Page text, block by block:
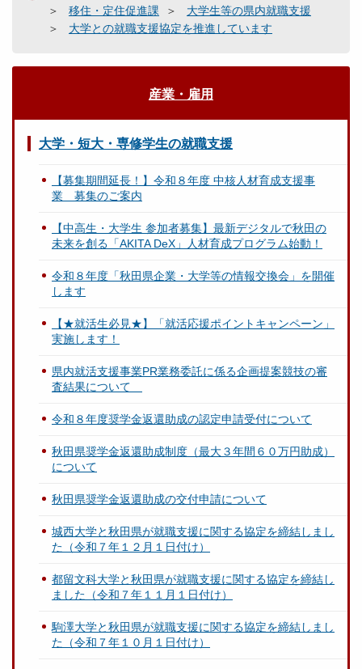
移住・定住促進課
大学生等の県内就職支援
大学との就職支援協定を推進しています
産業・雇用
大学・短大・専修学生の就職支援
【募集期間延長！】令和８年度 中核人材育成支援事
業 募集のご案内
【中高生・大学生 参加者募集】最新デジタルで秋田の
未来を創る「AKITA DeX」人材育成プログラム始動！
令和８年度「秋田県企業・大学等の情報交換会」を開催
します
【★就活生必見★】「就活応援ポイントキャンペーン」
実施します！
県内就活支援事業PR業務委託に係る企画提案競技の審
査結果について
令和８年度奨学金返還助成の認定申請受付について
秋田県奨学金返還助成制度（最大３年間６０万円助成）
について
秋田県奨学金返還助成の交付申請について
城西大学と秋田県が就職支援に関する協定を締結しまし
た（令和７年１２月１日付け）
都留文科大学と秋田県が就職支援に関する協定を締結し
ました（令和７年１１月１日付け）
駒澤大学と秋田県が就職支援に関する協定を締結しまし
た（令和７年１０月１日付け）